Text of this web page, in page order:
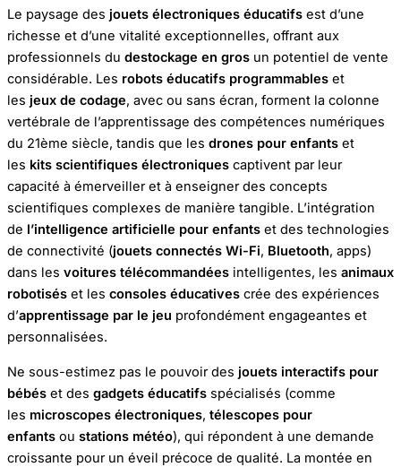
Le paysage des jouets électroniques éducatifs est d’une
richesse et d’une vitalité exceptionnelles, offrant aux
professionnels du destockage en gros un potentiel de vente
considérable. Les robots éducatifs programmables et
les jeux de codage, avec ou sans écran, forment la colonne
vertébrale de l’apprentissage des compétences numériques
du 21ème siècle, tandis que les drones pour enfants et
les kits scientifiques électroniques captivent par leur
capacité à émerveiller et à enseigner des concepts
scientifiques complexes de manière tangible. L’intégration
de l’intelligence artificielle pour enfants et des technologies
de connectivité (jouets connectés Wi-Fi, Bluetooth, apps)
dans les voitures télécommandées intelligentes, les animaux
robotisés et les consoles éducatives crée des expériences
d’apprentissage par le jeu profondément engageantes et
personnalisées.
Ne sous-estimez pas le pouvoir des jouets interactifs pour
bébés et des gadgets éducatifs spécialisés (comme
les microscopes électroniques, télescopes pour
enfants ou stations météo), qui répondent à une demande
croissante pour un éveil précoce de qualité. La montée en